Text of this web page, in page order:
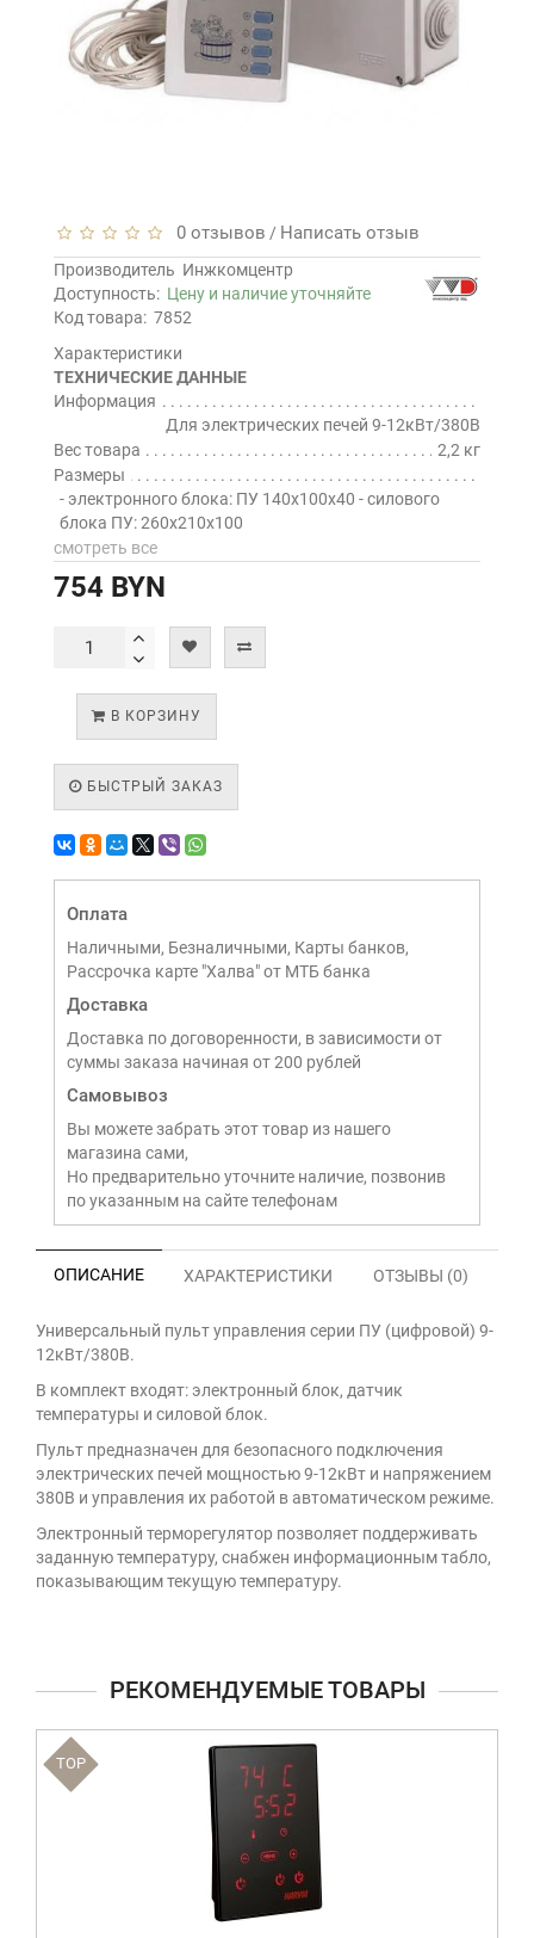
0 отзывов / Написать отзыв
Производитель Инжкомцентр
Доступность: Цену и наличие уточняйте
Код товара: 7852
Характеристики
ТЕХНИЧЕСКИЕ ДАННЫЕ
Информация
Для электрических печей 9-12кВт/380В
Вес товара
2,2 кг
Размеры
- электронного блока: ПУ 140х100х40 - силового
блока ПУ: 260х210х100
смотреть все
754 BYN
В КОРЗИНУ
БЫСТРЫЙ ЗАКАЗ
Оплата
Наличными, Безналичными, Карты банков,
Рассрочка карте "Халва" от МТБ банка
Доставка
Доставка по договоренности, в зависимости от
суммы заказа начиная от 200 рублей
Самовывоз
Вы можете забрать этот товар из нашего
магазина сами,
Но предварительно уточните наличие, позвонив
по указанным на сайте телефонам
ОПИСАНИЕ ХАРАКТЕРИСТИКИ ОТЗЫВЫ (0)
Универсальный пульт управления серии ПУ (цифровой) 9-
12кВт/380В.
В комплект входят: электронный блок, датчик
температуры и силовой блок.
Пульт предназначен для безопасного подключения
электрических печей мощностью9-12кВт и напряжением
380В и управления их работой в автоматическом режиме.
Электронный терморегулятор позволяет поддерживать
заданную температуру, снабжен информационным табло,
показывающим текущую температуру.
РЕКОМЕНДУЕМЫЕ ТОВАРЫ
TOP